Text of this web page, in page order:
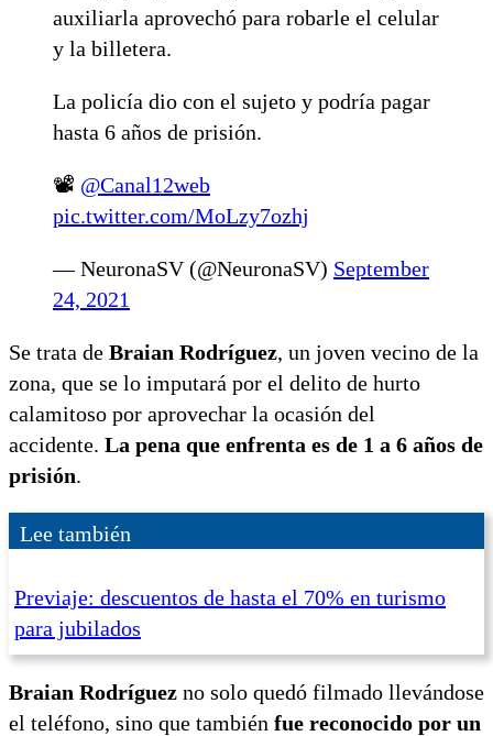
auxiliarla aprovechó para robarle el celular
y la billetera.
La policía dio con el sujeto y podría pagar
hasta 6 años de prisión.
📽 @Canal12web
pic.twitter.com/MoLzy7ozhj
— NeuronaSV (@NeuronaSV) September
24, 2021
Se trata de Braian Rodríguez, un joven vecino de la
zona, que se lo imputará por el delito de hurto
calamitoso por aprovechar la ocasión del
accidente. La pena que enfrenta es de 1 a 6 años de
prisión.
Lee también
Previaje: descuentos de hasta el 70% en turismo
para jubilados
Braian Rodríguez no solo quedó filmado llevándose
el teléfono, sino que también fue reconocido por un